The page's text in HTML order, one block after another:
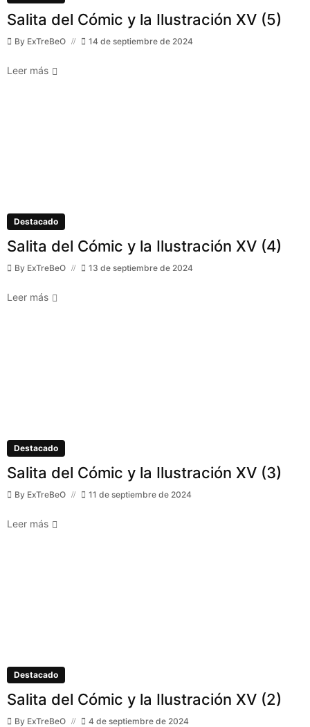
Salita del Cómic y la Ilustración XV (5)
By ExTreBeO 14 de septiembre de 2024
Leer más
Destacado
Salita del Cómic y la Ilustración XV (4)
By ExTreBeO 13 de septiembre de 2024
Leer más
Destacado
Salita del Cómic y la Ilustración XV (3)
By ExTreBeO 11 de septiembre de 2024
Leer más
Destacado
Salita del Cómic y la Ilustración XV (2)
By ExTreBeO 4 de septiembre de 2024